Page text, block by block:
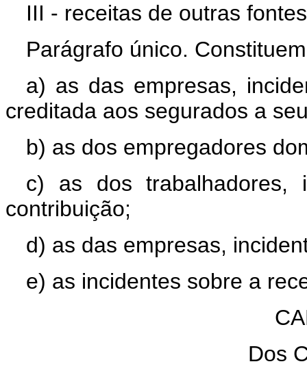
III - receitas de outras
Parágrafo único.
a) as das empresas,
creditada aos segurados a
b) as dos empregadores
c) as dos trabalhadores,
contribuição;
d) as das empresas,
e) as incidentes sobre a
Dos